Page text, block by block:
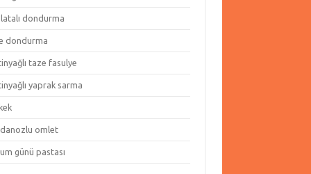
dondurma
dondurma
taze fasulye
yaprak sarma
omlet
günü pastası